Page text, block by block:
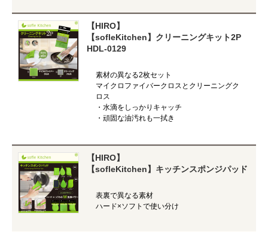
【HIRO】
【sofleKitchen】クリーニングキット2P
HDL-0129
素材の異なる2枚セット
マイクロファイバークロスとクリーニングク
ロス
・水滴をしっかりキャッチ
・頑固な油汚れも一拭き
【HIRO】
【sofleKitchen】キッチンスポンジパッド
表裏で異なる素材
ハード×ソフトで使い分け